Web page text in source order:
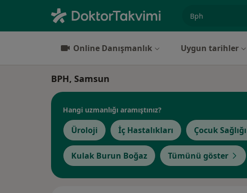
Online Danışmanlık Uygun tarihler
BPH, Samsun
Hangi uzmanlığı aramıştınız?
Üroloji İç Hastalıkları Çocuk
Kulak Burun Boğaz Tümünü göster